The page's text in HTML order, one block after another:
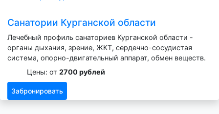
Санатории Курганской области
Лечебный профиль санаториев Курганской области -
органы дыхания, зрение, ЖКТ, сердечно-сосудистая
система, опорно-двигательный аппарат, обмен веществ.
Цены: от 2700 рублей
Забронировать